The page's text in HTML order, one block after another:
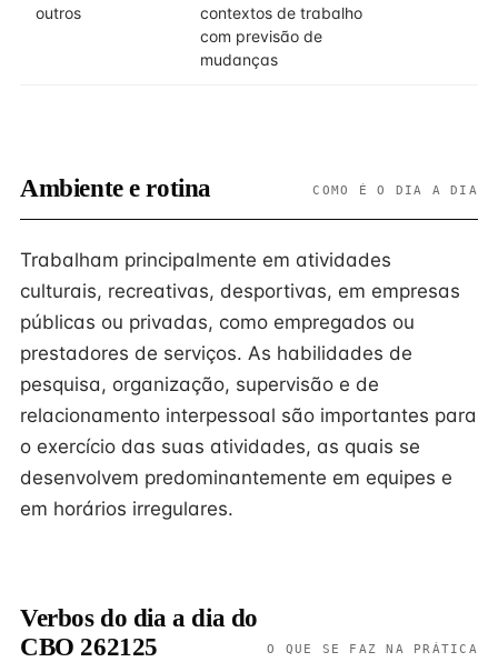
outros
contextos de trabalho
com previsão de
mudanças
Ambiente e rotina COMO É O DIA A DIA
Trabalham principalmente em atividades
culturais, recreativas, desportivas, em empresas
públicas ou privadas, como empregados ou
prestadores de serviços. As habilidades de
pesquisa, organização, supervisão e de
relacionamento interpessoal são importantes para
o exercício das suas atividades, as quais se
desenvolvem predominantemente em equipes e
em horários irregulares.
Verbos do dia a dia do
CBO 262125
O QUE SE FAZ NA PRÁTICA